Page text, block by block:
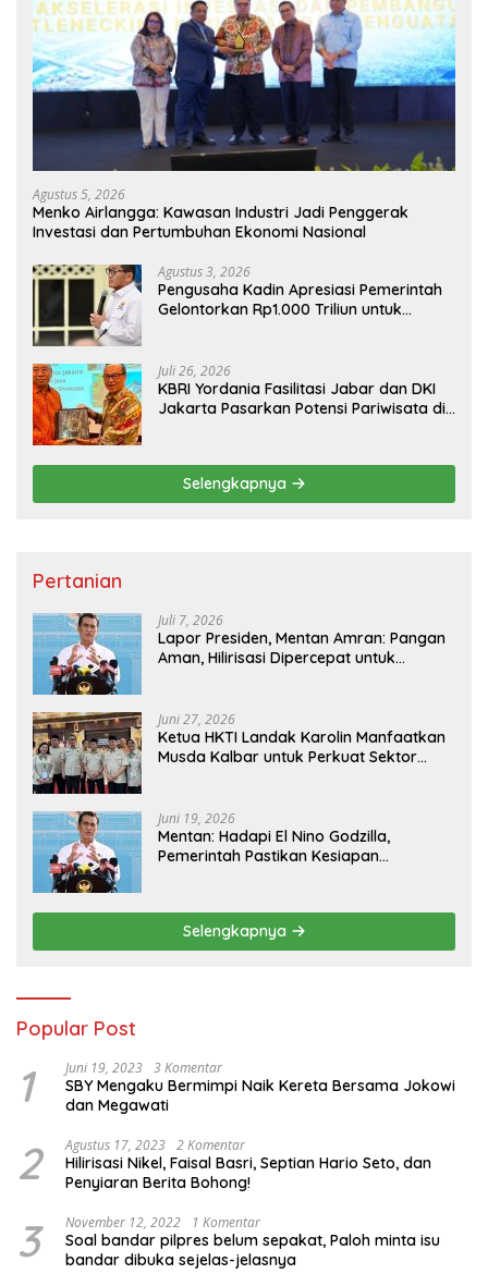
Agustus 5, 2026
Menko Airlangga: Kawasan Industri Jadi Penggerak
Investasi dan Pertumbuhan Ekonomi Nasional
Agustus 3, 2026
Pengusaha Kadin Apresiasi Pemerintah
Gelontorkan Rp1.000 Triliun untuk
Juli 26, 2026
KBRI Yordania Fasilitasi Jabar dan DKI
Jakarta Pasarkan Potensi Pariwisata di
Selengkapnya
Pertanian
Juli 7, 2026
Lapor Presiden, Mentan Amran: Pangan
Aman, Hilirisasi Dipercepat untuk
Juni 27, 2026
Ketua HKTI Landak Karolin Manfaatkan
Musda Kalbar untuk Perkuat Sektor
Juni 19, 2026
Mentan: Hadapi El Nino Godzilla,
Pemerintah Pastikan Kesiapan
Selengkapnya
Popular Post
1 Juni 19, 2023 3 Komentar
SBY Mengaku Bermimpi Naik Kereta Bersama Jokowi
dan Megawati
2 Agustus 17, 2023 2 Komentar
Hilirisasi Nikel, Faisal Basri, Septian Hario Seto, dan
Penyiaran Berita Bohong!
3 November 12, 2022 1 Komentar
Soal bandar pilpres belum sepakat, Paloh minta isu
bandar dibuka sejelas-jelasnya